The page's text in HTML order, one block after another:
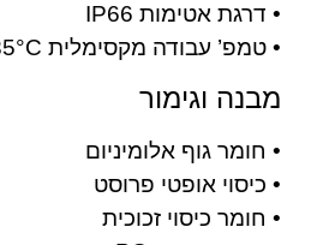
• דרגת אטימות IP66
• טמפ’ עבודה מקסימלית 35°C
מבנה וגימור
• חומר גוף אלומיניום
• כיסוי אופטי פרוסט
• חומר כיסוי זכוכית